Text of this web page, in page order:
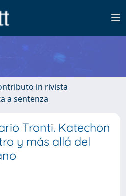
in rivista
a sentenza
Tronti. Katechon
y más allá del